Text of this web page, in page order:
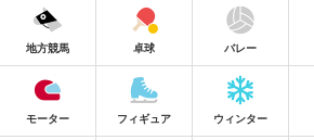
地方競馬 卓球 バレー
モーター フィギュア ウィンター